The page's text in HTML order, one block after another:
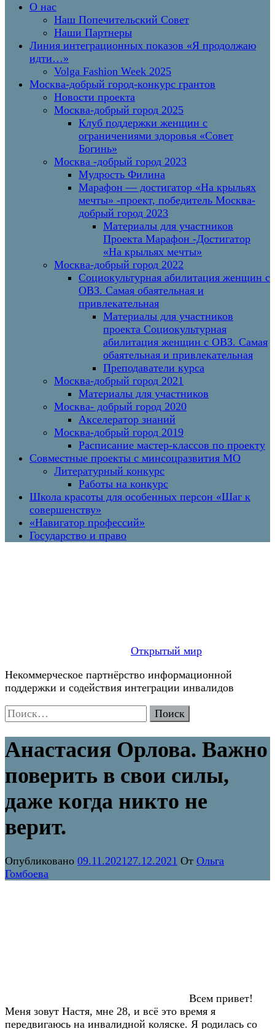
О нас
Наш Попечительский Совет
Наши Партнеры
Линия интеграционных показов «Я продолжаю
идти…»
Volga Fashion Week 2025
Москва-добрый город-конкурс грантов
Новости проекта
Москва-добрый город 2025
Клуб поддержки женщин с
ограничениями здоровья «Совет
Богинь»
Москва -добрый город 2023
Мудрость Филина
Марафон — достигатор «На крыльях
мечты» -проект, победитель Москва-
добрый город 2023
Материалы для участников
Проекта Марафон -Достигатор
«На крыльях мечты»
Москва-добрый город 2022
Социокультурная абилитация женщин с
ОВЗ. Самая обаятельная и
привлекательная
Материалы для участников
проекта Социокультурная
абилитация женщин с ОВЗ. Самая
обаятельная и привлекательная
Преподаватели курса
Москва-добрый город 2021
Материалы для участников
Москва- добрый город 2020
Акселератор знаний
Москва-добрый город 2019
Расписание мастер-классов по проекту
Совместные проекты с минсоцразвития МО
Литературный конкурс
Работы на конкурс
Школа красоты для особенных персон «Шаг к
совершенству»
«Навигатор профессий»
Государство и право
Открытый мир
Некоммерческое партнёрство информационной
поддержки и содействия интеграции инвалидов
Найти:
Анастасия Орлова. Важно
поверить в свои силы,
даже когда никто не
верит.
Опубликовано 09.11.202127.12.2021 От Ольга
Гомбоева
Всем привет!
Меня зовут Настя, мне 28, и всё это время я
передвигаюсь на инвалидной коляске. Я родилась со